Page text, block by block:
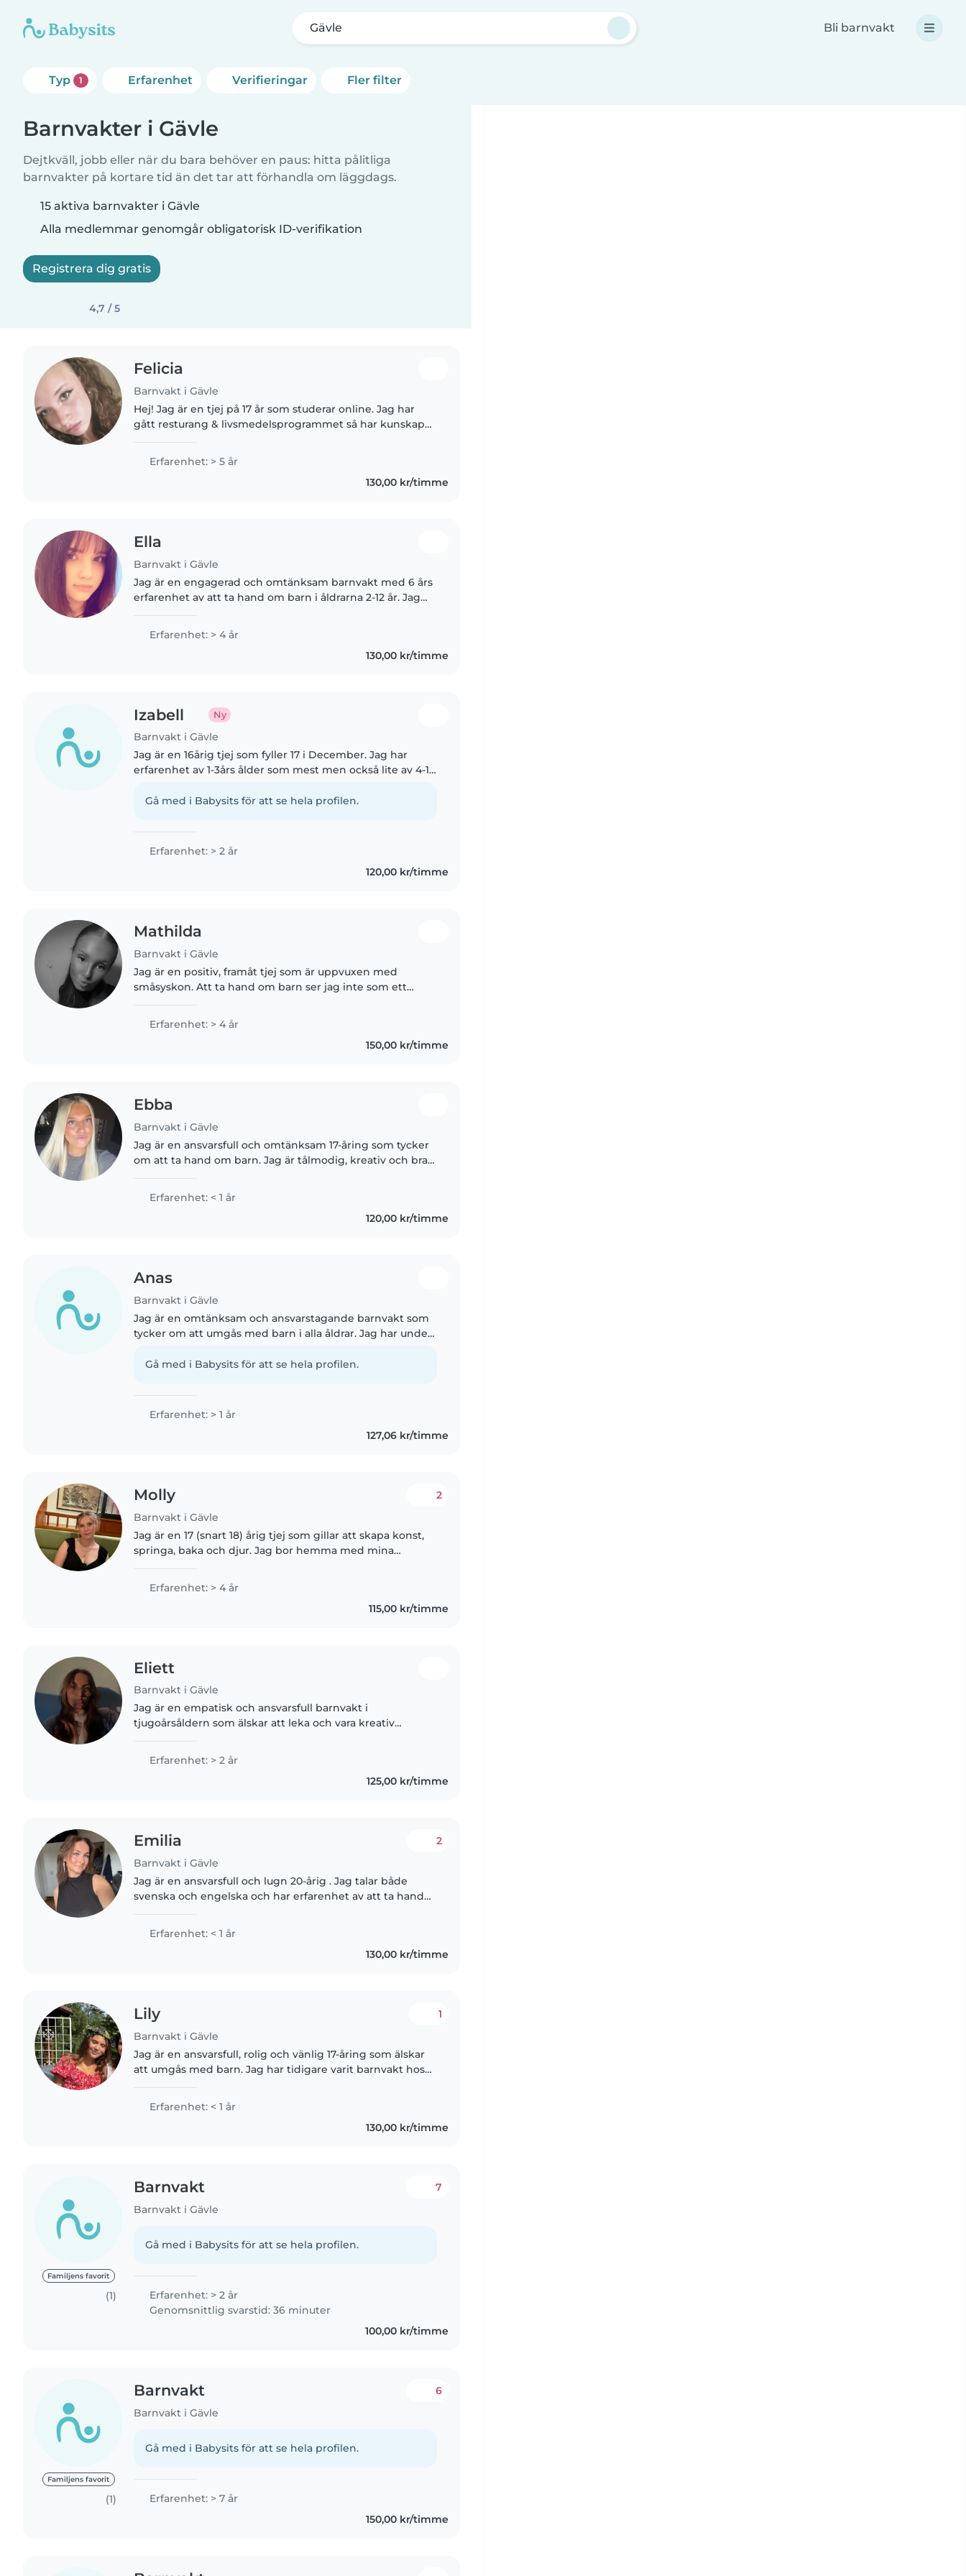
Gävle Bli barnvakt
Typ 1 Erfarenhet Verifieringar Fler filter
Barnvakter i Gävle
Dejtkväll, jobb eller när du bara behöver en paus: hitta pålitliga
barnvakter på kortare tid än det tar att förhandla om läggdags.
15 aktiva barnvakter i Gävle
Alla medlemmar genomgår obligatorisk ID-verifikation
Registrera dig gratis
4,7 / 5
Felicia
Barnvakt i Gävle
Hej! Jag är en tjej på 17 år som studerar online. Jag har
gått resturang & livsmedelsprogrammet så har kunskap
djur hemma så har..
Erfarenhet: > 5 år
130,00 kr/timme
Ella
Barnvakt i Gävle
Jag är en engagerad och omtänksam barnvakt med 6 års
erfarenhet av att ta hand om barn i åldrarna 2-12 år. Jag
min mamma är ensamstående,..
Erfarenhet: > 4 år
130,00 kr/timme
Izabell Ny
Barnvakt i Gävle
Jag är en 16årig tjej som fyller 17 i December. Jag har
erfarenhet av 1-3års ålder som mest men också lite av 4-10
hjälper gärna..
Gå med i Babysits för att se hela profilen.
Erfarenhet: > 2 år
120,00 kr/timme
Mathilda
Barnvakt i Gävle
Jag är en positiv, framåt tjej som är uppvuxen med
småsyskon. Att ta hand om barn ser jag inte som ett
det är super kul att..
Erfarenhet: > 4 år
150,00 kr/timme
Ebba
Barnvakt i Gävle
Jag är en ansvarsfull och omtänksam 17-åring som tycker
om att ta hand om barn. Jag är tålmodig, kreativ och bra
åldrar,..
Erfarenhet: < 1 år
120,00 kr/timme
Anas
Barnvakt i Gävle
Jag är en omtänksam och ansvarstagande barnvakt som
tycker om att umgås med barn i alla åldrar. Jag har under
hand om husdjur, laga..
Gå med i Babysits för att se hela profilen.
Erfarenhet: > 1 år
127,06 kr/timme
Molly
Barnvakt i Gävle
2
Jag är en 17 (snart 18) årig tjej som gillar att skapa konst,
springa, baka och djur. Jag bor hemma med mina
Polhemskolans teknikprogram..
Erfarenhet: > 4 år
115,00 kr/timme
Eliett
Barnvakt i Gävle
Jag är en empatisk och ansvarsfull barnvakt i
tjugoårsåldern som älskar att leka och vara kreativ
vårda barn i alla åldrar,..
Erfarenhet: > 2 år
125,00 kr/timme
Emilia
Barnvakt i Gävle
2
Jag är en ansvarsfull och lugn 20-årig . Jag talar både
svenska och engelska och har erfarenhet av att ta hand
älskar att rita,..
Erfarenhet: < 1 år
130,00 kr/timme
Lily
Barnvakt i Gävle
1
Jag är en ansvarsfull, rolig och vänlig 17-åring som älskar
att umgås med barn. Jag har tidigare varit barnvakt hos
Jag var..
Erfarenhet: < 1 år
130,00 kr/timme
Familjens favorit
(1)
Barnvakt
Barnvakt i Gävle
7
Gå med i Babysits för att se hela profilen.
Erfarenhet: > 2 år
Genomsnittlig svarstid: 36 minuter
100,00 kr/timme
Familjens favorit
(1)
Barnvakt
Barnvakt i Gävle
6
Gå med i Babysits för att se hela profilen.
Erfarenhet: > 7 år
150,00 kr/timme